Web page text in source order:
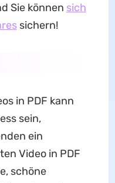
Sie können sich
sichern!
in PDF kann
sein,
ein
Video in PDF
schöne